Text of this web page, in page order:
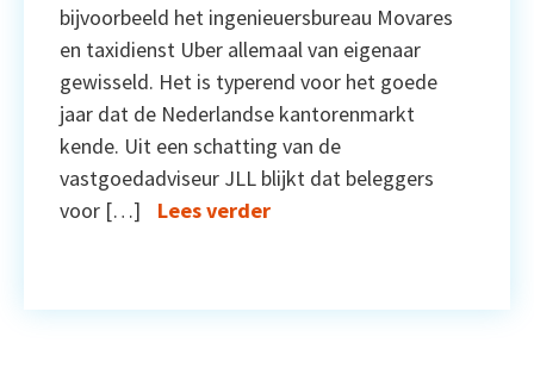
bijvoorbeeld het ingenieuersbureau Movares
en taxidienst Uber allemaal van eigenaar
gewisseld. Het is typerend voor het goede
jaar dat de Nederlandse kantorenmarkt
kende. Uit een schatting van de
vastgoedadviseur JLL blijkt dat beleggers
voor […]
Lees verder